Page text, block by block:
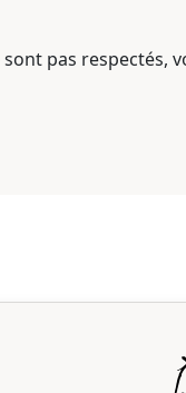
pas respectés,